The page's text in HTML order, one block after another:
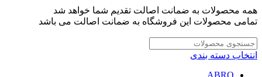
همه محصولات به ضمانت اصالت تقدیم شما خواهد شد
تمامی محصولات این فروشگاه به ضمانت اصالت می باشد
انتخاب دسته بندی
ABRO